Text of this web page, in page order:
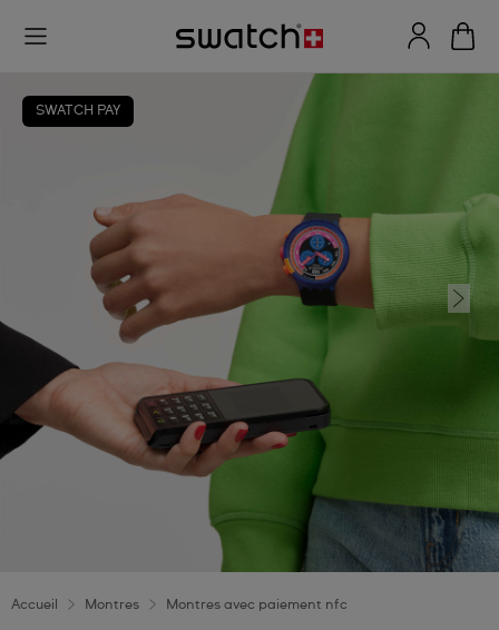
SWATCH PAY
Accueil Montres Montres avec paiement nfc